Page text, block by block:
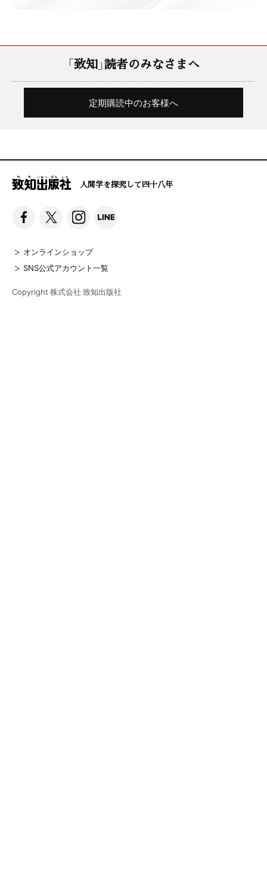
「致知」読者のみなさまへ
定期購読中のお客様へ
人間学を探究して四十八年
オンラインショップ
SNS公式アカウント一覧
Copyright 株式会社 致知出版社